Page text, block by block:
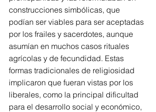
construcciones simbólicas, que
podían ser viables para ser aceptadas
por los frailes y sacerdotes, aunque
asumían en muchos casos rituales
agrícolas y de fecundidad. Estas
formas tradicionales de religiosidad
implicaron que fueran vistas por los
liberales, como la principal dificultad
para el desarrollo social y económico,